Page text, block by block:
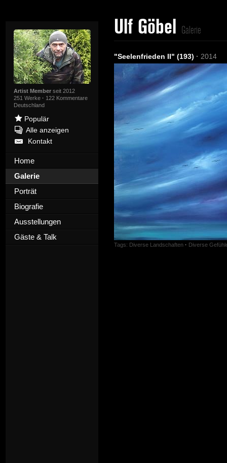
Artist Memberseit 2012
251 Werke · 122 Kommentare
Deutschland
Populär
Alle anzeigen
Kontakt
Home
Galerie
Porträt
Biografie
Ausstellungen
Gäste & Talk
Ulf Göbel Galerie
"Seelenfrieden II" (193) · 2014
Tags: Diverse Landschaften · Diverse